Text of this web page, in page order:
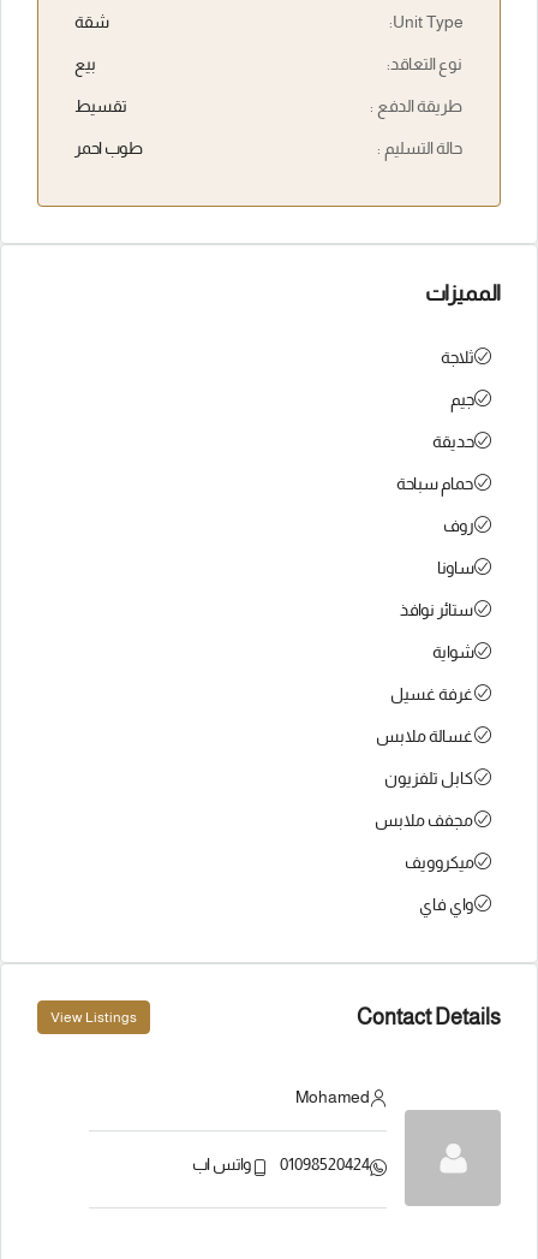
Unit Type: شقة
نوع التعاقد: بيع
طريقة الدفع : تقسيط
حالة التسليم : طوب احمر
المميزات
ثلاجة
جيم
حديقة
حمام سباحة
روف
ساونا
ستائر نوافذ
شواية
غرفة غسيل
غسالة ملابس
كابل تلفزيون
مجفف ملابس
ميكروويف
واي فاي
Contact Details
View Listings
Mohamed
01098520424 واتس اب